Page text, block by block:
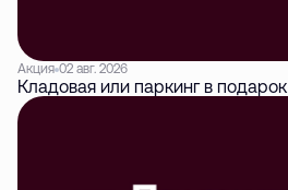
Акция 02 авг. 2026
Кладовая или паркинг в подарок